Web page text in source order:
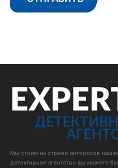
Мы стоим на страже интересов
детективное агентство вы можете